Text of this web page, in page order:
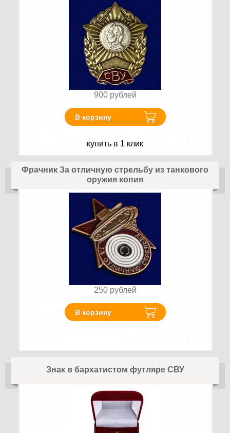
900 рублей
В корзину
купить в 1 клик
Фрачник За отличную стрельбу из танкового
оружия копия
250 рублей
В корзину
Знак в бархатистом футляре СВУ